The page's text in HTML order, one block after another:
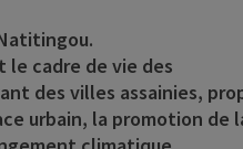
le cadre de vie des
des villes assainies,
urbain, la promotion de